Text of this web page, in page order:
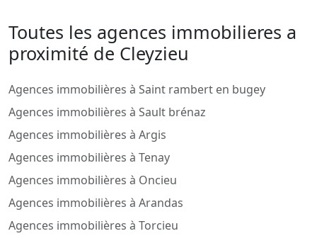
Toutes les agences immobilieres a
proximité de Cleyzieu
Agences immobilières à Saint rambert en bugey
Agences immobilières à Sault brénaz
Agences immobilières à Argis
Agences immobilières à Tenay
Agences immobilières à Oncieu
Agences immobilières à Arandas
Agences immobilières à Torcieu